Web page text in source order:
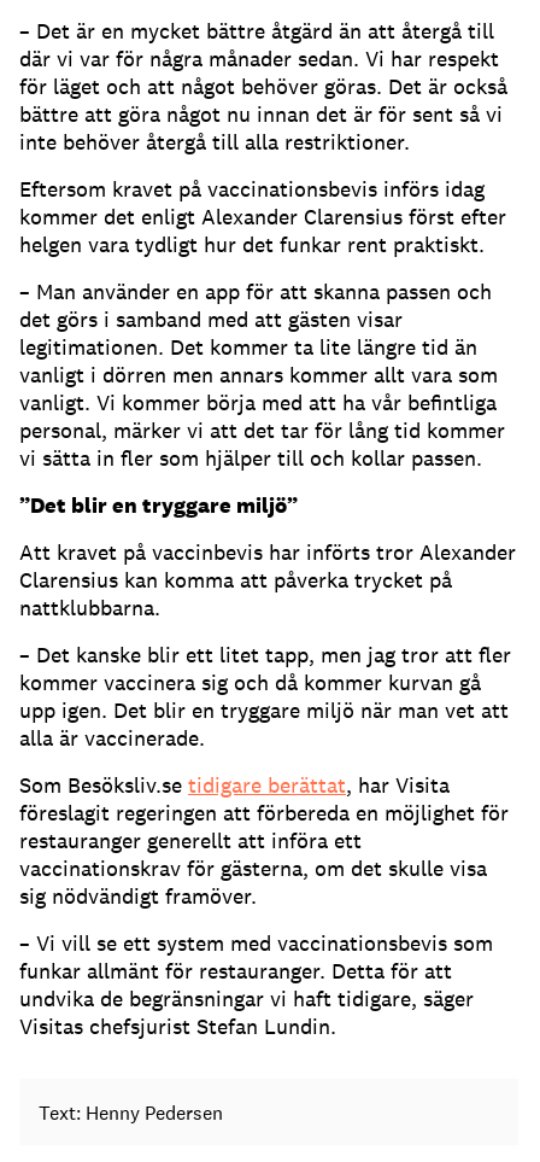
­– Det är en mycket bättre åtgärd än att återgå till
där vi var för några månader sedan. Vi har respekt
för läget och att något behöver göras. Det är också
bättre att göra något nu innan det är för sent så vi
inte behöver återgå till alla restriktioner.
Eftersom kravet på vaccinationsbevis införs idag
kommer det enligt Alexander Clarensius först efter
helgen vara tydligt hur det funkar rent praktiskt.
­– Man använder en app för att skanna passen och
det görs i samband med att gästen visar
legitimationen. Det kommer ta lite längre tid än
vanligt i dörren men annars kommer allt vara som
vanligt. Vi kommer börja med att ha vår befintliga
personal, märker vi att det tar för lång tid kommer
vi sätta in fler som hjälper till och kollar passen.
”Det blir en tryggare miljö”
Att kravet på vaccinbevis har införts tror Alexander
Clarensius kan komma att påverka trycket på
nattklubbarna.
­­– Det kanske blir ett litet tapp, men jag tror att fler
kommer vaccinera sig och då kommer kurvan gå
upp igen. Det blir en tryggare miljö när man vet att
alla är vaccinerade.
Som Besöksliv.se tidigare berättat, har Visita
föreslagit regeringen att förbereda en möjlighet för
restauranger generellt att införa ett
vaccinationskrav för gästerna, om det skulle visa
sig nödvändigt framöver.
– Vi vill se ett system med vaccinationsbevis som
funkar allmänt för restauranger. Detta för att
undvika de begränsningar vi haft tidigare, säger
Visitas chefsjurist Stefan Lundin.
Text: Henny Pedersen